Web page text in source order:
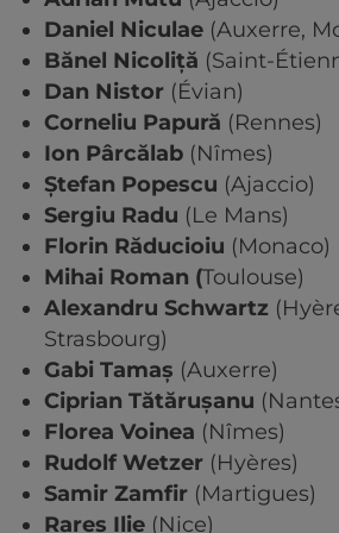
Daniel Niculae (Auxerre,
Bănel Nicoliță (Saint-
Dan Nistor (Évian)
Corneliu Papură (Rennes)
Ion Pârcălab (Nîmes)
Ștefan Popescu (Ajaccio)
Sergiu Radu (Le Mans)
Florin Răducioiu (Monaco)
Mihai Roman (Toulouse)
Alexandru Schwartz
Strasbourg)
Gabi Tamaș (Auxerre)
Ciprian Tătărușanu
Florea Voinea (Nîmes)
Rudolf Wetzer (Hyères)
Samir Zamfir (Martigues)
Rareș Ilie (Nice)